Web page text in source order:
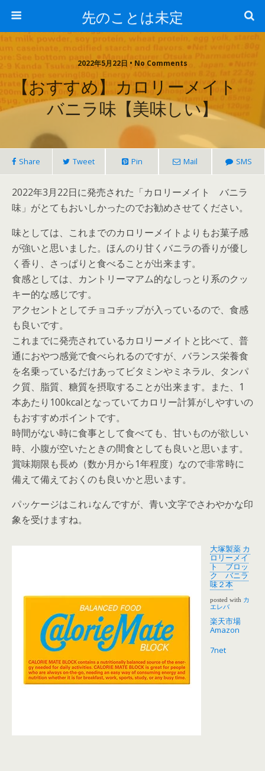
先のことは未定
2022年5月22日 • No Comments
【おすすめ】カロリーメイト
バニラ味【美味しい】
Share Tweet Pin Mail SMS
2022年3月22日に発売された「カロリーメイト バニラ
味」がとてもおいしかったのでお勧めさせてください。
味としては、これまでのカロリーメイトよりもお菓子感
が強いと思いました。ほんのり甘くバニラの香りが優し
く香り、さっぱりと食べることが出来ます。
食感としては、カントリーマアム的なしっとり系のクッ
キー的な感じです。
アクセントとしてチョコチップが入っているので、食感
も良いです。
これまでに発売されているカロリーメイトと比べて、普
通におやつ感覚で食べられるのですが、バランス栄養食
を名乗っているだけあってビタミンやミネラル、タンパ
ク質、脂質、糖質を摂取することが出来ます。また、1
本あたり100kcalとなっていてカロリー計算がしやすいの
もおすすめポイントです。
時間がない時に食事として食べても、甘いものが欲しい
時、小腹が空いたときの間食としても良いと思います。
賞味期限も長め（数か月から1年程度）なので非常時に
備えて備えておくのも良いかと思います。
パッケージはこれ↓なんですが、青い文字でさわやかな印
象を受けますね。
大塚製薬 カ
ロリーメイ
ト ブロッ
ク バニラ
味２本
posted with カ
エレバ
楽天市場
Amazon
7net